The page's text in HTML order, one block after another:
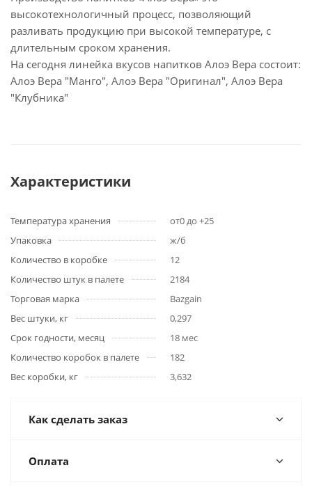
высокотехнологичный процесс, позволяющий
разливать продукцию при высокой температуре, с
длительным сроком хранения.
На сегодня линейка вкусов напитков Алоэ Вера состоит:
Алоэ Вера "Манго", Алоэ Вера "Оригинал", Алоэ Вера
"Клубника"
Характеристики
Температура хранения
от0 до +25
Упаковка
ж/б
Количество в коробке
12
Количество штук в палете
2184
Торговая марка
Bazgain
Вес штуки, кг
0,297
Срок годности, месяц
18 мес
Количество коробок в палете
182
Вес коробки, кг
3,632
Как сделать заказ
Оплата